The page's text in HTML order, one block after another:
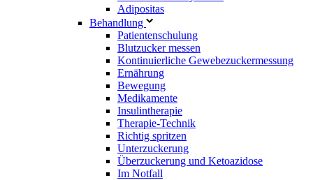
Adipositas
Behandlung
Patientenschulung
Blutzucker messen
Kontinuierliche Gewebezuckermessung
Ernährung
Bewegung
Medikamente
Insulintherapie
Therapie-Technik
Richtig spritzen
Unterzuckerung
Überzuckerung und Ketoazidose
Im Notfall